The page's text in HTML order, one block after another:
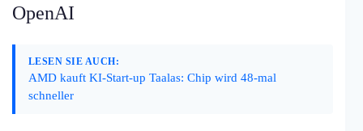
OpenAI
LESEN SIE AUCH:
AMD kauft KI-Start-up Taalas: Chip wird 48-mal
schneller